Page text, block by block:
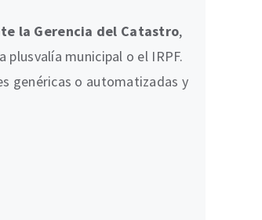
la Gerencia del Catastro,
municipal o el IRPF.
genéricas o automatizadas y